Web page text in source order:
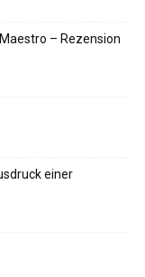
– Rezension
einer